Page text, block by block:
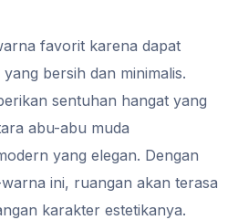
favorit karena dapat
bersih dan minimalis.
sentuhan hangat yang
abu-abu muda
yang elegan. Dengan
ini, ruangan akan terasa
karakter estetikanya.